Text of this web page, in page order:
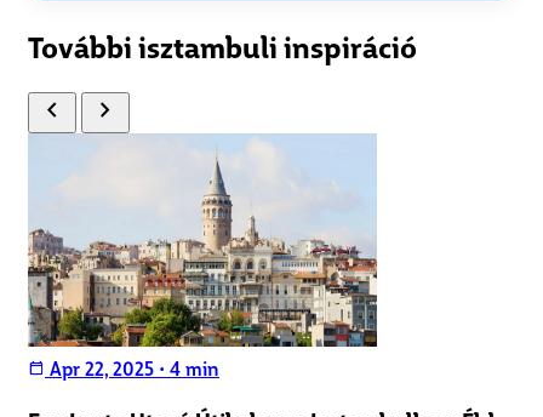
További isztambuli inspiráció
chevron_left chevron_right
calendar_today Apr 22, 2025 • 4 min